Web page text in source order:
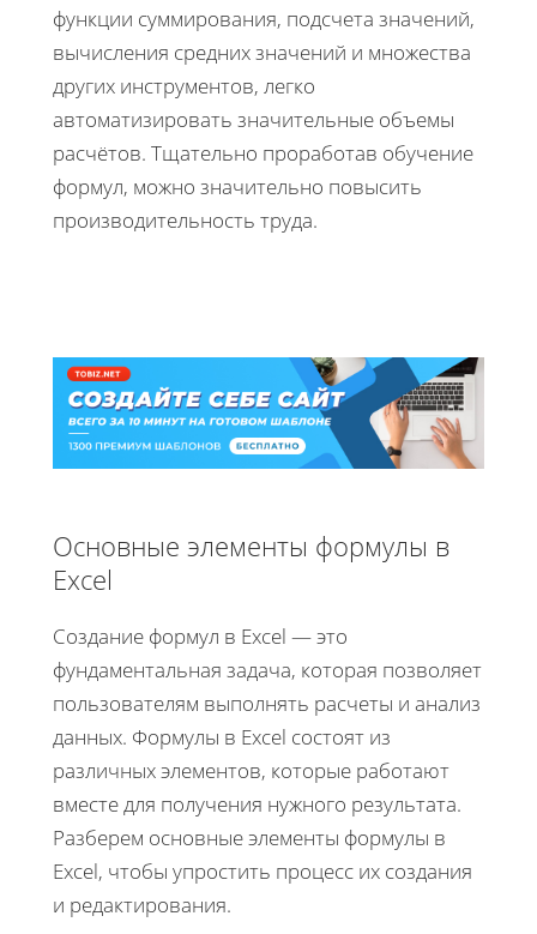
функции суммирования, подсчета значений,
вычисления средних значений и множества
других инструментов, легко
автоматизировать значительные объемы
расчётов. Тщательно проработав обучение
формул, можно значительно повысить
производительность труда.
Основные элементы формулы в
Excel
Создание формул в Excel — это
фундаментальная задача, которая позволяет
пользователям выполнять расчеты и анализ
данных. Формулы в Excel состоят из
различных элементов, которые работают
вместе для получения нужного результата.
Разберем основные элементы формулы в
Excel, чтобы упростить процесс их создания
и редактирования.